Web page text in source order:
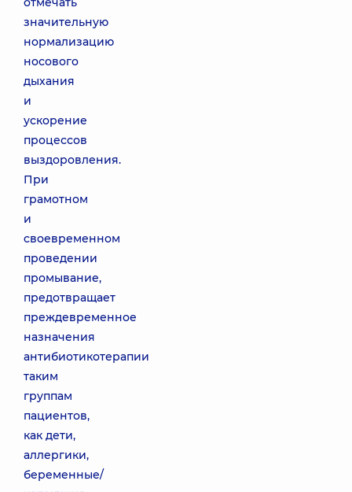
значительную
нормализацию
носового
дыхания
и
ускорение
процессов
выздоровления.
При
грамотном
и
своевременном
проведении
промывание,
предотвращает
преждевременное
назначения
антибиотикотерапии
таким
группам
пациентов,
как дети,
аллергики,
беременные/